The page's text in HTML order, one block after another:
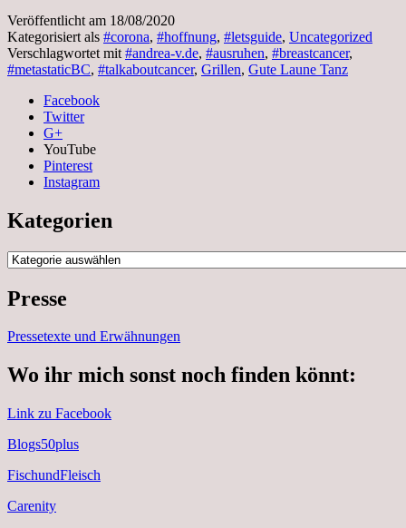
Veröffentlicht am 18/08/2020
Kategorisiert als #corona, #hoffnung, #letsguide, Uncategorized
Verschlagwortet mit #andrea-v.de, #ausruhen, #breastcancer,
#metastaticBC, #talkaboutcancer, Grillen, Gute Laune Tanz
Facebook
Twitter
G+
YouTube
Pinterest
Instagram
Kategorien
Kategorien
Presse
Pressetexte und Erwähnungen
Wo ihr mich sonst noch finden könnt:
Link zu Facebook
Blogs50plus
FischundFleisch
Carenity